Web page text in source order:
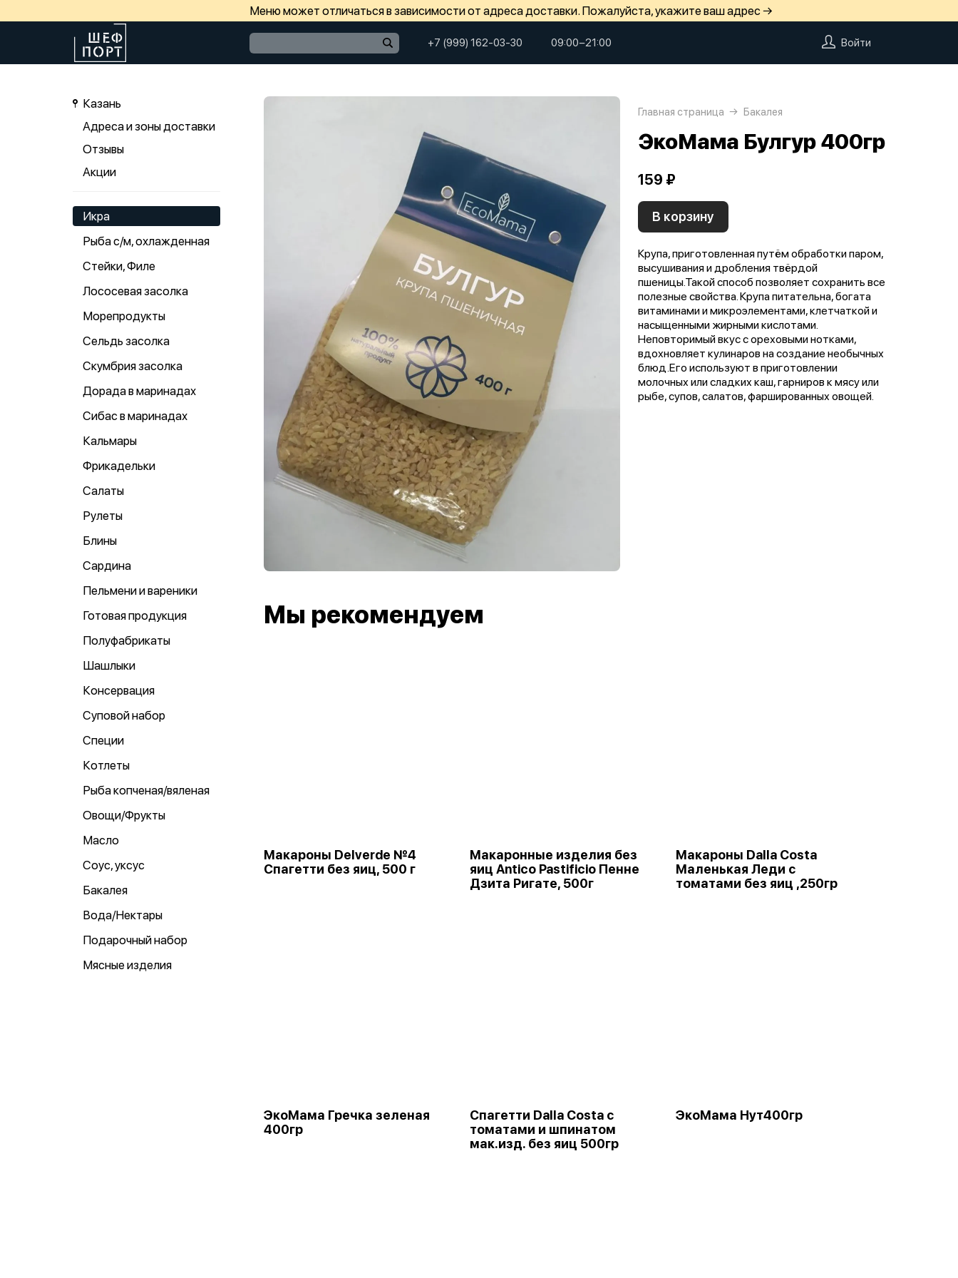
Меню может отличаться в зависимости от адреса доставки. Пожалуйста, укажите ваш адрес →
+7 (999) 162-03-30 09:00−21:00 Войти
Казань
Адреса и зоны доставки
Отзывы
Акции
Икра
Рыба с/м, охлажденная
Стейки, Филе
Лососевая засолка
Морепродукты
Сельдь засолка
Скумбрия засолка
Дорада в маринадах
Сибас в маринадах
Кальмары
Фрикадельки
Салаты
Рулеты
Блины
Сардина
Пельмени и вареники
Готовая продукция
Полуфабрикаты
Шашлыки
Консервация
Суповой набор
Специи
Котлеты
Рыба копченая/вяленая
Овощи/Фрукты
Масло
Соус, уксус
Бакалея
Вода/Нектары
Подарочный набор
Мясные изделия
Главная страница Бакалея
ЭкоМама Булгур 400гр
159 ₽
В корзину
Крупа, приготовленная путём обработки паром,
высушивания и дробления твёрдой
пшеницы.Такой способ позволяет сохранить все
полезные свойства. Крупа питательна, богата
витаминами и микроэлементами, клетчаткой и
насыщенными жирными кислотами.
Неповторимый вкус с ореховыми нотками,
вдохновляет кулинаров на создание необычных
блюд.Его используют в приготовлении
молочных или сладких каш, гарниров к мясу или
рыбе, супов, салатов, фаршированных овощей.
Мы рекомендуем
Макароны Delverde №4
Спагетти без яиц, 500 г
Макаронные изделия без
яиц Antico Pastificio Пенне
Дзита Ригате, 500г
Макароны Dalla Costa
Маленькая Леди с
томатами без яиц ,250гр
ЭкоМама Гречка зеленая
400гр
Спагетти Dalla Costa с
томатами и шпинатом
мак.изд. без яиц 500гр
ЭкоМама Нут400гр